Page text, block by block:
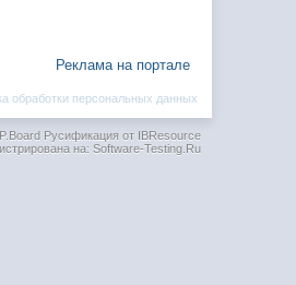
Реклама на портале
обработки персональных данных
Русификация от IBResource
на: Software-Testing.Ru